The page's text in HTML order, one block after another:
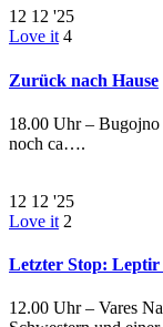
12 12 '25
Love it 4
Zurück nach Hause
18.00 Uhr – Bugojno
noch ca….
12 12 '25
Love it 2
Letzter Stop:
12.00 Uhr – Vares